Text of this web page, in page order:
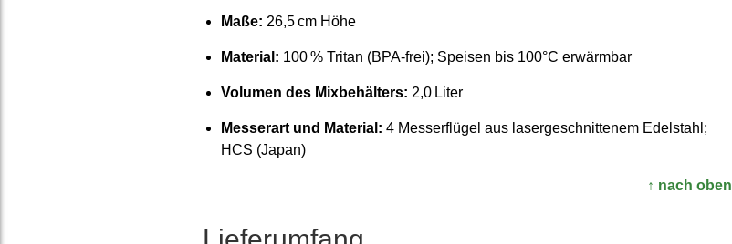
Maße: 26,5 cm Höhe
Material: 100 % Tritan (BPA-frei); Speisen bis 100°C erwärmbar
Volumen des Mix­behälters: 2,0 Liter
Messerart und Material: 4 Messer­flügel aus laser­geschnitte­nem Edelstahl;
HCS (Japan)
↑ nach oben